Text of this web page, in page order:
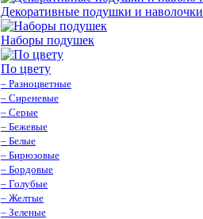
Декоративные подушки и наволочки
Наборы подушек
По цвету
– Разноцветные
– Сиреневые
– Серые
– Бежевые
– Белые
– Бирюзовые
– Бордовые
– Голубые
– Желтые
– Зеленые